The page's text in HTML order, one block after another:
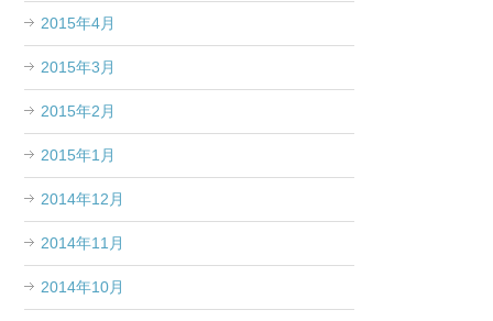
2015年4月
2015年3月
2015年2月
2015年1月
2014年12月
2014年11月
2014年10月